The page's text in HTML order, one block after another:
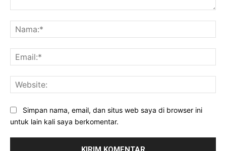
Simpan nama, email, dan situs web saya di browser ini
untuk lain kali saya berkomentar.